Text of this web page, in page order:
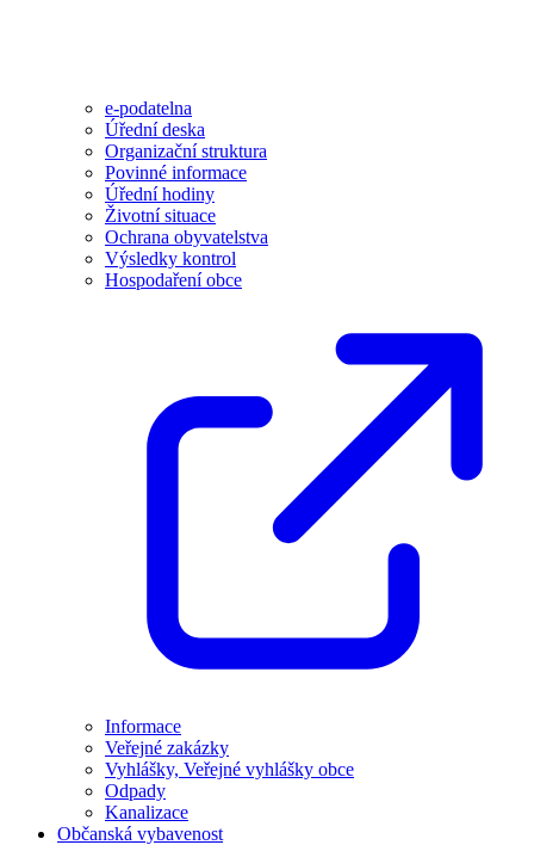
e-podatelna
Úřední deska
Organizační struktura
Povinné informace
Úřední hodiny
Životní situace
Ochrana obyvatelstva
Výsledky kontrol
Hospodaření obce
Informace
Veřejné zakázky
Vyhlášky, Veřejné vyhlášky obce
Odpady
Kanalizace
Občanská vybavenost